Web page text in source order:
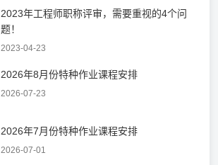
2023年工程师职称评审，需要重视的4个问
题！
2023-04-23
2026年8月份特种作业课程安排
2026-07-23
2026年7月份特种作业课程安排
2026-07-01